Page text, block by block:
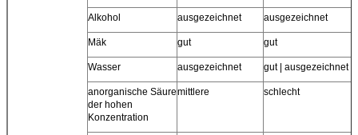
Alkohol ausgezeichnet ausgezeichnet
Mäk gut gut
Wasser ausgezeichnet gut | ausgezeichnet
anorganische Säure
der hohen
Konzentration
mittlere schlecht